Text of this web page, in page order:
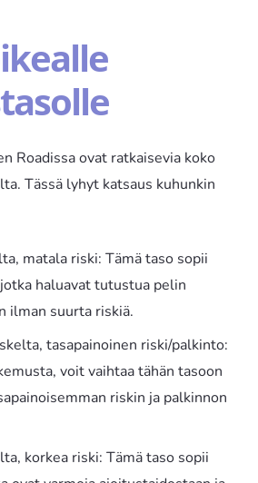
Roadissa ovat ratkaisevia koko
Tässä lyhyt katsaus kuhunkin
matala riski: Tämä taso sopii
haluavat tutustua pelin
ilman suurta riskiä.
tasapainoinen riski/palkinto:
voit vaihtaa tähän tasoon
riskin ja palkinnon
korkea riski: Tämä taso sopii